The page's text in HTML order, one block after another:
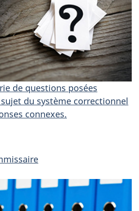
de questions posées
du système correctionnel
connexes.